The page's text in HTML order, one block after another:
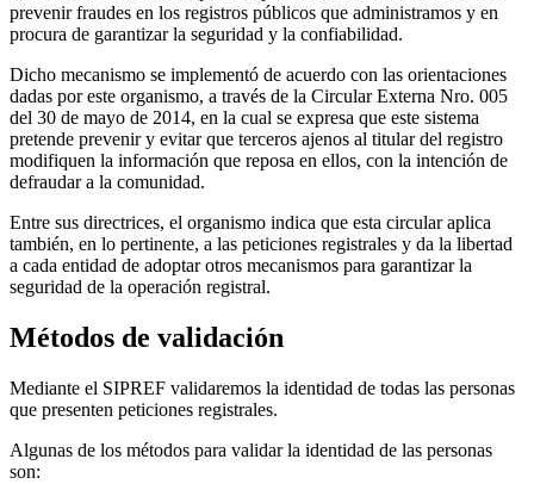
prevenir fraudes en los registros públicos que administramos y en
procura de garantizar la seguridad y la confiabilidad.
Dicho mecanismo se implementó de acuerdo con las orientaciones
dadas por este organismo, a través de la Circular Externa Nro. 005
del 30 de mayo de 2014, en la cual se expresa que este sistema
pretende prevenir y evitar que terceros ajenos al titular del registro
modifiquen la información que reposa en ellos, con la intención de
defraudar a la comunidad.
Entre sus directrices, el organismo indica que esta circular aplica
también, en lo pertinente, a las peticiones registrales y da la libertad
a cada entidad de adoptar otros mecanismos para garantizar la
seguridad de la operación registral.
Métodos de validación
Mediante el SIPREF validaremos la identidad de todas las personas
que presenten peticiones registrales.
Algunas de los métodos para validar la identidad de las personas
son: